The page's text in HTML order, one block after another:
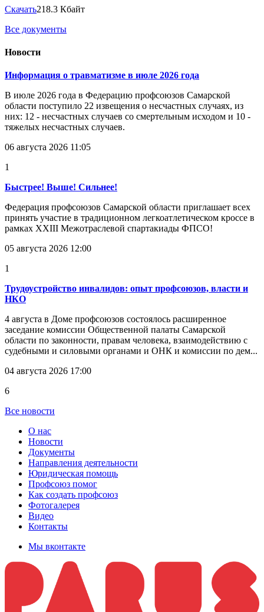
Скачать218.3 Кбайт
Все документы
Новости
Информация о травматизме в июле 2026 года
В июле 2026 года в Федерацию профсоюзов Самарской
области поступило 22 извещения о несчастных случаях, из
них: 12 - несчастных случаев со смертельным исходом и 10 -
тяжелых несчастных случаев.
06 августа 2026 11:05
1
Быстрее! Выше! Сильнее!
Федерация профсоюзов Самарской области приглашает всех
принять участие в традиционном легкоатлетическом кроссе в
рамках XXIII Межотраслевой спартакиады ФПСО!
05 августа 2026 12:00
1
Трудоустройство инвалидов: опыт профсоюзов, власти и
НКО
4 августа в Доме профсоюзов состоялось расширенное
заседание комиссии Общественной палаты Самарской
области по законности, правам человека, взаимодействию с
судебными и силовыми органами и ОНК и комиссии по дем...
04 августа 2026 17:00
6
Все новости
О нас
Новости
Документы
Направления деятельности
Юридическая помощь
Профсоюз помог
Как создать профсоюз
Фотогалерея
Видео
Контакты
Мы вконтакте